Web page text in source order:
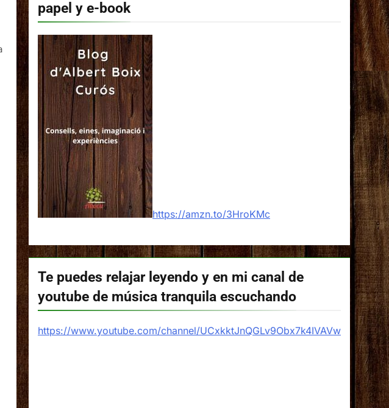
papel y e-book
https://amzn.to/3HroKMc
Te puedes relajar leyendo y en mi canal de
youtube de música tranquila escuchando
https://www.youtube.com/channel/UCxkktJnQGLv9Obx7k4IVAVw